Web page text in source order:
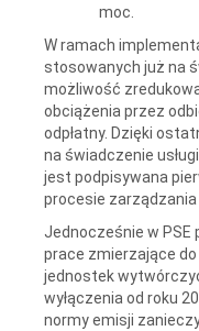
moc.
W ramach
stosowanych już na
możliwość
obciążenia przez
odpłatny. Dzięki
na świadczenie
jest podpisywana
procesie zarządzania
Jednocześnie w
prace zmierzające
jednostek
wyłączenia od roku
normy emisji